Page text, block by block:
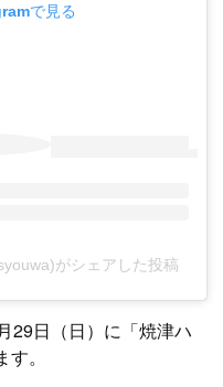
で見る
がシェアした投稿
29日（日）に「焼津ハ
。